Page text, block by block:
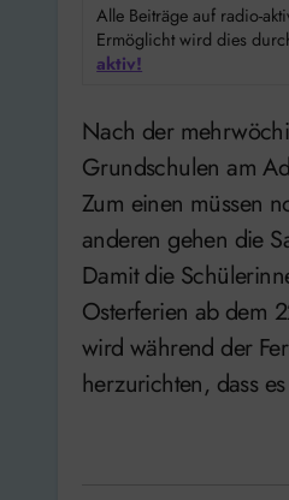
Alle Beiträge auf radio-
Ermöglicht wird dies
aktiv!
Nach der mehrwöchigen Blindgänger-Suche am Basberg in Hameln ist das Gelände der zwei
Grundschulen am
Zum einen müssen
anderen gehen die
Damit die
Osterferien ab dem
wird während der
herzurichten, dass